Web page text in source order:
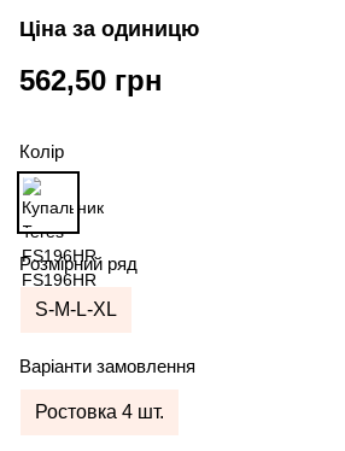
Ціна за одиницю
562,50 грн
Колір
Розмірний ряд
S-M-L-XL
Варіанти замовлення
Ростовка 4 шт.